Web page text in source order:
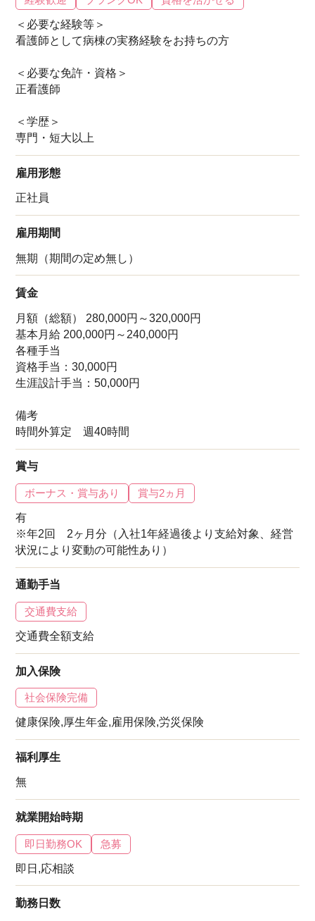
＜必要な経験等＞
看護師として病棟の実務経験をお持ちの方
＜必要な免許・資格＞
正看護師
＜学歴＞
専門・短大以上
雇用形態
正社員
雇用期間
無期（期間の定め無し）
賃金
月額（総額） 280,000円～320,000円
基本月給 200,000円～240,000円
各種手当
資格手当：30,000円
生涯設計手当：50,000円
備考
時間外算定 週40時間
賞与
ボーナス・賞与あり 賞与2ヵ月
有
※年2回 2ヶ月分（入社1年経過後より支給対象、経営
状況により変動の可能性あり）
通勤手当
交通費支給
交通費全額支給
加入保険
社会保険完備
健康保険,厚生年金,雇用保険,労災保険
福利厚生
無
就業開始時期
即日勤務OK 急募
即日,応相談
勤務日数